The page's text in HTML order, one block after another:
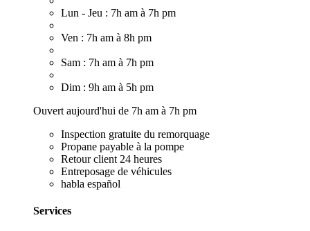
Lun - Jeu : 7h am à 7h pm
Ven : 7h am à 8h pm
Sam : 7h am à 7h pm
Dim : 9h am à 5h pm
Ouvert aujourd'hui de 7h am à 7h pm
Inspection gratuite du remorquage
Propane payable à la pompe
Retour client 24 heures
Entreposage de véhicules
habla español
Services